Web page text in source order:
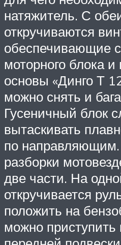
натяжитель. С
откручиваются
обеспечивающие
моторного блока и
основы «Динго Т
можно снять и
Гусеничный блок
вытаскивать
по направляющим.
разборки
две части. На
откручивается
положить на
можно приступить